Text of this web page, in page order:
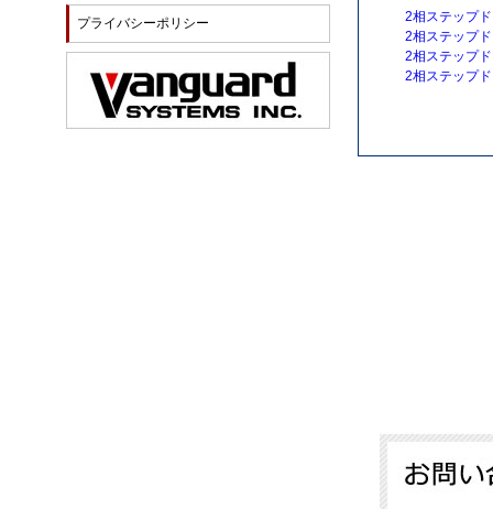
2相ステップ
2相ステップ
2相ステップ
2相ステップ
プライバシーポリシー